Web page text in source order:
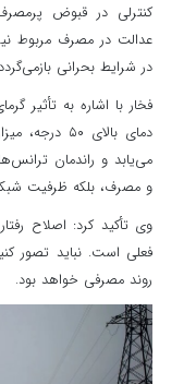
کنترلی در قبوض
عدالت در مصرف مربوط
در شرایط بحرانی
فخار با اشاره به تأثیر
دمای بالای
می‌یابد و راندمان
و مصرف، بلکه ظرفیت
وی تأکید کرد: اصلاح
فعلی است. نباید تصور
روند مصرفی خواهد بود.